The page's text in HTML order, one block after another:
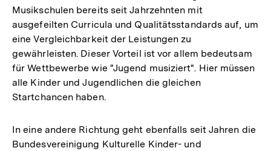
Musikschulen bereits seit Jahrzehnten mit
ausgefeilten Curricula und Qualitätsstandards auf, um
eine Vergleichbarkeit der Leistungen zu
gewährleisten. Dieser Vorteil ist vor allem bedeutsam
für Wettbewerbe wie "Jugend musiziert". Hier müssen
alle Kinder und Jugendlichen die gleichen
Startchancen haben.
In eine andere Richtung geht ebenfalls seit Jahren die
Bundesvereinigung Kulturelle Kinder- und